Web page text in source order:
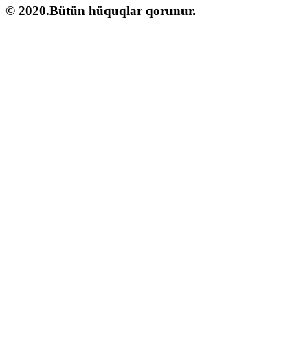
© 2020.Bütün hüquqlar qorunur.